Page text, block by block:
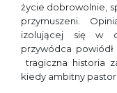
życie dobrowolnie,
przymuszeni.
izolującej się w
przywódca
tragiczna historia
kiedy ambitny